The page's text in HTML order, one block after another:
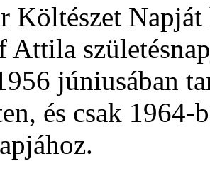
Költészet
Attila
júniusában
és csak 1964-